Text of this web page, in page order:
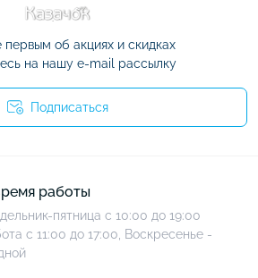
первым об акциях и скидках
на нашу e-mail рассылку
Подписаться
работы
пятница с 10:00 до 19:00
с 11:00 до 17:00, Воскресенье -